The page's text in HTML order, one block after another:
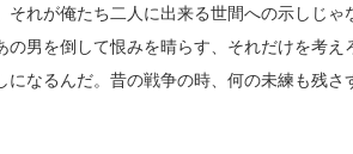
れが俺たち二人に出来る世間への示しじゃ
男を倒して恨みを晴らす、それだけを考え
なるんだ。昔の戦争の時、何の未練も残